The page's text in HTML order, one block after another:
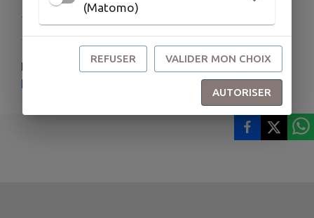
Publié par CCPMC
PLUS D'INFORMATIONS
https://openagenda.com/fr/semaine-industrie-2025?region%5B0%5D=Bourgogne%20%E2%80%93%20Franche-Comt%C3%A9&region%5B1%5D=Bourgogne-Franche-Comt%C3%A9
(Matomo)
REFUSER VALIDER MON CHOIX
AUTORISER